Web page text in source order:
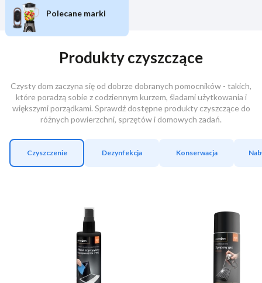
Polecane marki
Produkty czyszczące
Czysty dom zaczyna się od dobrze dobranych pomocników - takich,
które poradzą sobie z codziennym kurzem, śladami użytkowania i
większymi porządkami. Sprawdź dostępne produkty czyszczące do
różnych powierzchni, sprzętów i domowych zadań.
Czyszczenie Dezynfekcja Konserwacja